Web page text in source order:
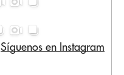
Síguenos en Instagram